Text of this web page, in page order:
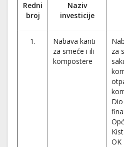
Redni
broj
Naziv
investicije
1.
Nabava kanti
za smeće i ili
kompostere
za
OK